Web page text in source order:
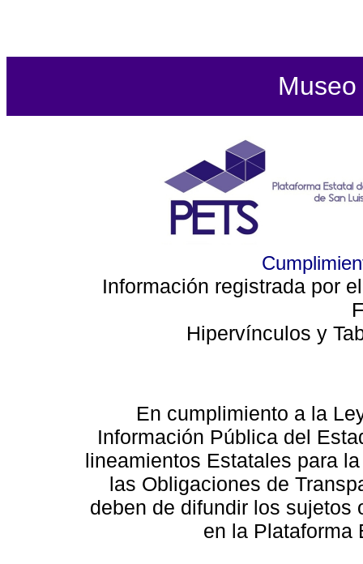
Información registrada por
Hipervínculos y
En cumplimiento a la
Información Pública del
lineamientos Estatales para
las Obligaciones de
deben de difundir los sujetos
en la Plataforma